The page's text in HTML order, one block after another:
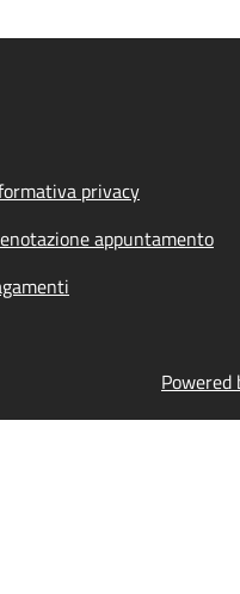
privacy
appuntamento
Powered